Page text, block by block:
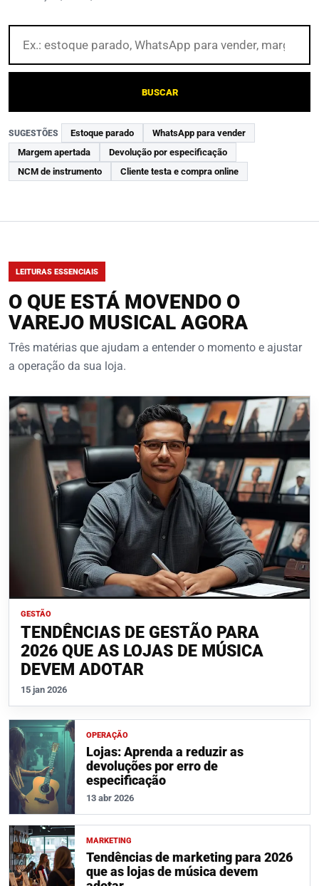
Buscar
Central
de
Varejo
BUSCAR
SUGESTÕES Estoque parado
WhatsApp para vender
Margem apertada
Devolução por especificação
NCM de instrumento
Cliente testa e compra online
LEITURAS ESSENCIAIS
O QUE ESTÁ MOVENDO O
VAREJO MUSICAL AGORA
Três matérias que ajudam a entender o momento e ajustar
a operação da sua loja.
GESTÃO
TENDÊNCIAS DE GESTÃO PARA
2026 QUE AS LOJAS DE MÚSICA
DEVEM ADOTAR
15 jan 2026
OPERAÇÃO
Lojas: Aprenda a reduzir as
devoluções por erro de
especificação
13 abr 2026
MARKETING
Tendências de marketing para 2026
que as lojas de música devem